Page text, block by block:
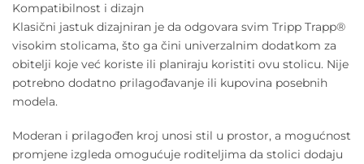
Kompatibilnost i dizajn
Klasični jastuk dizajniran je da odgovara svim Tripp Trapp®
visokim stolicama, što ga čini univerzalnim dodatkom za
obitelji koje već koriste ili planiraju koristiti ovu stolicu. Nije
potrebno dodatno prilagođavanje ili kupovina posebnih
modela.
Moderan i prilagođen kroj unosi stil u prostor, a mogućnost
promjene izgleda omogućuje roditeljima da stolici dodaju